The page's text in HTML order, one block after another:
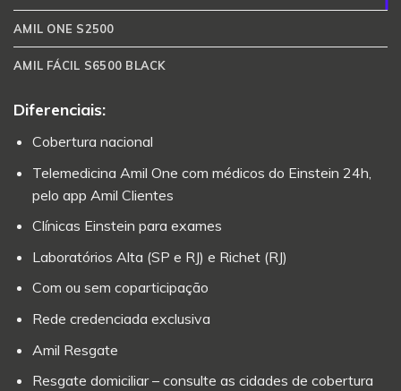
AMIL ONE S2500
AMIL FÁCIL S6500 BLACK
Diferenciais:
Cobertura nacional
Telemedicina Amil One com médicos do Einstein 24h,
pelo app Amil Clientes
Clínicas Einstein para exames
Laboratórios Alta (SP e RJ) e Richet (RJ)
Com ou sem coparticipação
Rede credenciada exclusiva
Amil Resgate
Resgate domiciliar – consulte as cidades de cobertura